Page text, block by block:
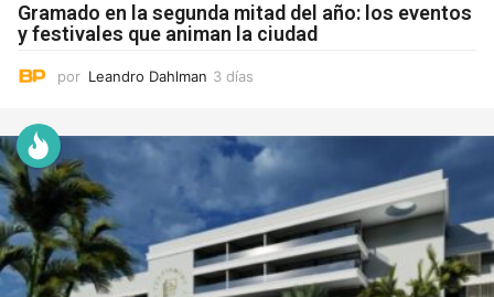
Gramado en la segunda mitad del año: los eventos
y festivales que animan la ciudad
por Leandro Dahlman 3 días
a
s